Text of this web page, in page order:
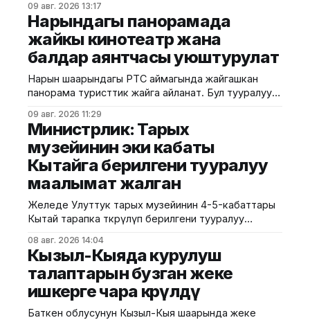
өкмөттөр аралык кеңешинин жыйынынын алкагында
уюштурулуп, ага Кыргызстан менен Россиянын
мамлекеттик органдарынын, бизнес
ишканаларынын, өнүктүрүү институттарынын жана
эксперттик коомчулуктун өкүлдөрү катышты.
Форумдун биринчи күнүнүн жыйынтыгында бир
катар келишимдерге кол
09 авг. 2026 13:17
Нарындагы панорамада
жайкы кинотеатр жана
балдар аянтчасы уюштурулат
Нарын шаарындагы РТС аймагында жайгашкан
панорама туристтик жайга айланат. Бул тууралуу
ылайык, Нарындын мэри Жылдызбек Беккелдиев
"Сапат курулуш" ЖЧКсынын жетекчиси Валихан
Жолбулаков менен жолугушуп, алдыдагы иштерди
талкуулады. Долбоор сынак шартында жеке
ишкерге пайдаланууга берилип, аймакта жайкы
кинотеатр, сүрөт бурчу, балдар үчүн оюн аянтчасы
жана
09 авг. 2026 11:29
Министрлик: Тарых
музейинин эки кабаты
Кытайга берилгени тууралуу
маалымат жалган
Желеде Улуттук тарых музейинин 4-5-кабаттары
Кытай тарапка өткөрүлүп берилгени тууралуу
Маданият, маалымат жана жаштар саясаты
министрлиги билдирди. Министрликтин
маалыматына караганда, музейдин эч бир бөлүгү
чет өлкөлүк мекемелерге менчикке, ижарага же
туруктуу пайдаланууга берилген эмес.
Белгилегендей, “Гармония сулуулукту жаратат:
08 авг. 2026 14:04
Кызыл-Кыяда курулуш
талаптарын бузган жеке
ишкерге чара көрүлдү
Баткен облусунун Кызыл-Кыя шаарында жеке